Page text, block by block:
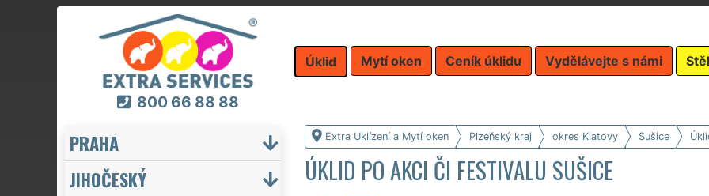
800 66 88 88
Úklid Mytí oken Ceník úklidu Vydělávejte s námi
Extra Uklízení a Mytí oken Plzeňský kraj okres Klatovy Sušice
ÚKLID PO AKCI ČI FESTIVALU SUŠICE
PRAHA
JIHOČESKÝ